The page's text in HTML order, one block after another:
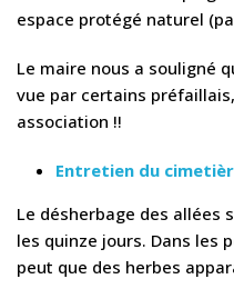
espace protégé naturel
Le maire nous a souligné
vue par certains
association !!
Entretien du
Le désherbage des allées
les quinze jours. Dans les
peut que des herbes